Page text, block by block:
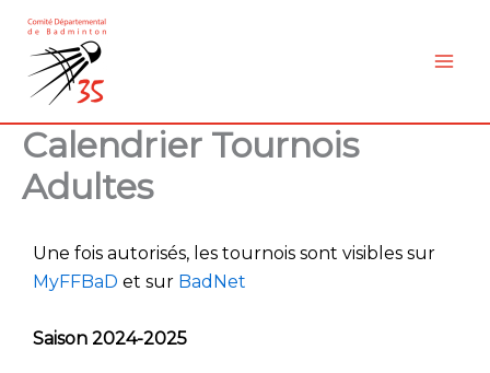
contenu
Calendrier Tournois
Adultes
Une fois autorisés, les tournois sont visibles sur
MyFFBaD et sur BadNet
Saison 2024-2025